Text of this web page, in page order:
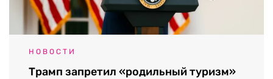
НОВОСТИ
Трамп запретил «родильный туризм»